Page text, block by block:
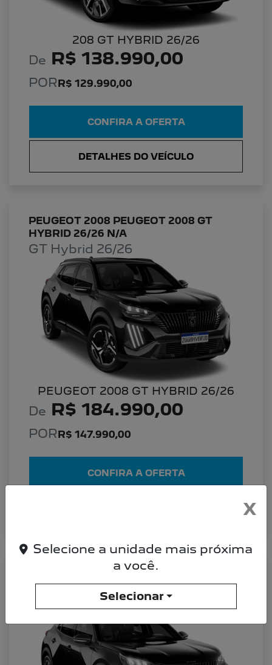
208 GT HYBRID 26/26
De R$ 138.990,00
PORR$ 129.990,00
CONFIRA A OFERTA
DETALHES DO VEÍCULO
PEUGEOT 2008 PEUGEOT 2008 GT
HYBRID 26/26 N/A
GT Hybrid 26/26
PEUGEOT 2008 GT HYBRID 26/26
De R$ 184.990,00
PORR$ 147.990,00
CONFIRA A OFERTA
PEUGEOT 2008 PEUGEOT 2008 ALLURE
26/26 TURBO 200
Allure 26/26
X
Selecione a unidade mais próxima
a você.
Selecionar